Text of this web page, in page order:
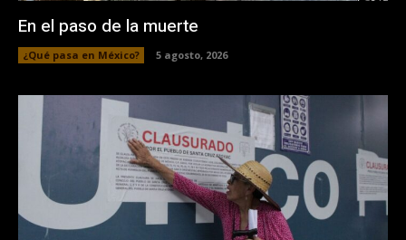
En el paso de la muerte
¿Qué pasa en México? 5 agosto, 2026